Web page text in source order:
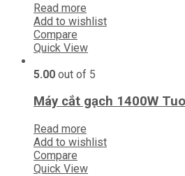
Read more
Add to wishlist
Compare
Quick View
5.00 out of 5
Máy cắt gạch 1400W
Read more
Add to wishlist
Compare
Quick View